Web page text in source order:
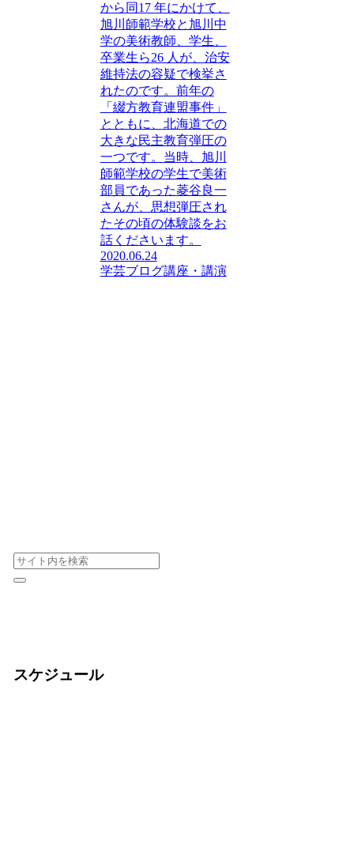
から同17 年にかけて、
旭川師範学校と旭川中
学の美術教師、学生、
卒業生ら26 人が、治安
維持法の容疑で検挙さ
れたのです。前年の
「綴方教育連盟事件」
とともに、北海道での
大きな民主教育弾圧の
一つです。当時、旭川
師範学校の学生で美術
部員であった菱谷良一
さんが、思想弾圧され
たその頃の体験談をお
話くださいます。
2020.06.24
学芸ブログ講座・講演
スケジュール